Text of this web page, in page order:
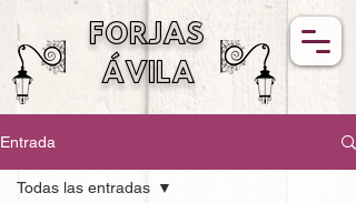
FORJAS
ÁVILA
Entrada
Todas las entradas